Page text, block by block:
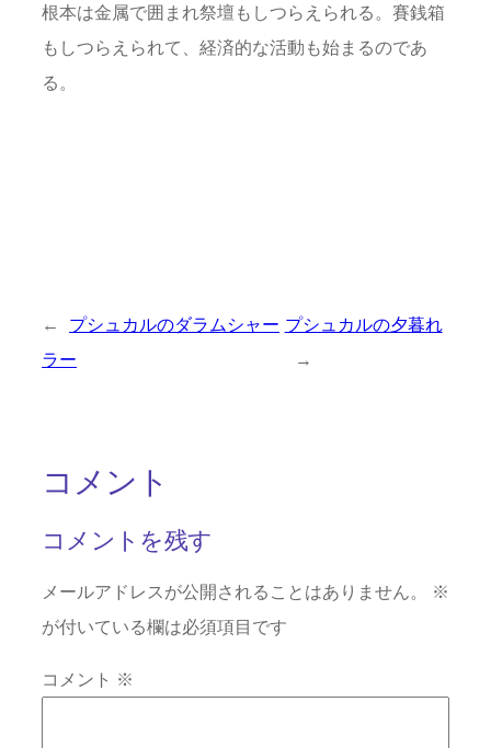
根本は金属で囲まれ祭壇もしつらえられる。賽銭箱
もしつらえられて、経済的な活動も始まるのであ
る。
←
プシュカルのダラムシャー
ラー
プシュカルの夕暮れ
→
コメント
コメントを残す
メールアドレスが公開されることはありません。
※
が付いている欄は必須項目です
コメント ※